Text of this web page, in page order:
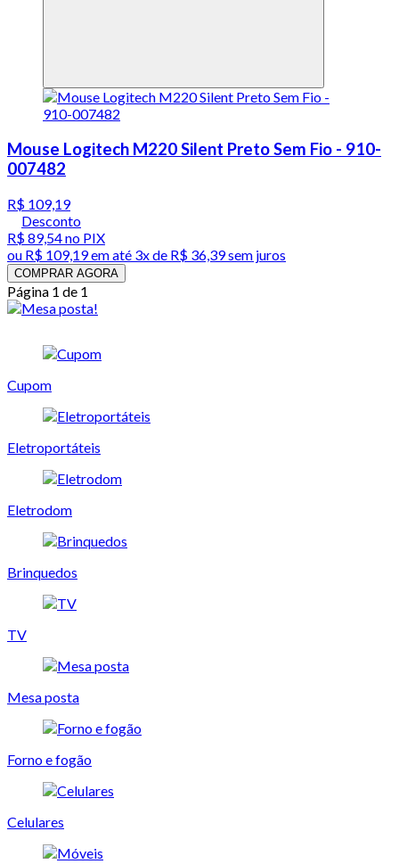
Mouse Logitech M220 Silent Preto Sem Fio - 910-
007482
R$ 109,19
Desconto
R$ 89,54no PIX
ou R$ 109,19em até 3x de R$ 36,39 sem juros
COMPRAR AGORA
Página 1 de 1
Cupom
Eletroportáteis
Eletrodom
Brinquedos
TV
Mesa posta
Forno e fogão
Celulares